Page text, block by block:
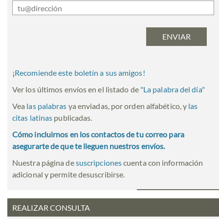
¡Recomiende este boletín a sus amigos!
Ver los últimos envíos en el listado de "La palabra del día"
Vea las palabras ya enviadas, por orden alfabético, y las
citas latinas publicadas.
Cómo incluirnos en los contactos de tu correo para
asegurarte de que te lleguen nuestros envíos.
Nuestra página desuscripcionescuenta con información
adicional y permite desuscribirse.
REALIZAR CONSULTA